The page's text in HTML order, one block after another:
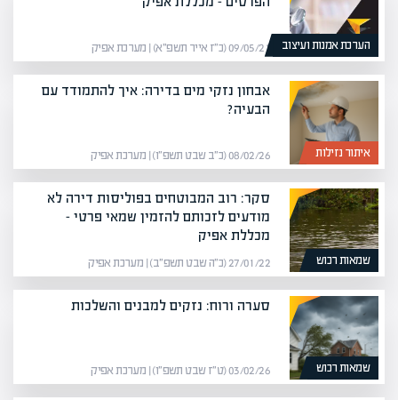
הערכת אמנות ועיצוב 09/05/21 (כ״ז אייר תשפ״א) | מערכת אפיק
איתור נזילות
אבחון נזקי מים בדירה: איך להתמודד עם
הבעיה?
08/02/26 (כ״ב שבט תשפ״ו) | מערכת אפיק
שמאות רכוש
סקר: רוב המבוטחים בפוליסות דירה לא
מודעים לזכותם להזמין שמאי פרטי –
מכללת אפיק
27/01/22 (כ״ה שבט תשפ״ב) | מערכת אפיק
שמאות רכוש
סערה ורוח: נזקים למבנים והשלכות
03/02/26 (ט״ז שבט תשפ״ו) | מערכת אפיק